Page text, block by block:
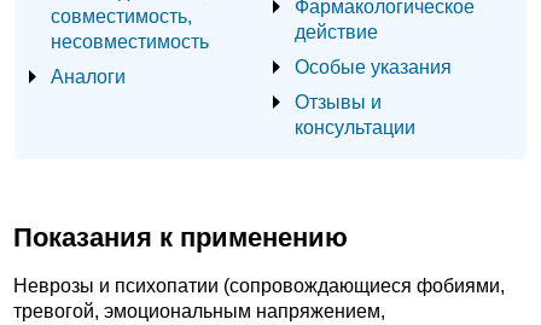
совместимость,
несовместимость
Аналоги
Фармакологическое
действие
Особые указания
Отзывы и
консультации
Показания к применению
Неврозы и психопатии (сопровождающиеся фобиями,
тревогой, эмоциональным напряжением,